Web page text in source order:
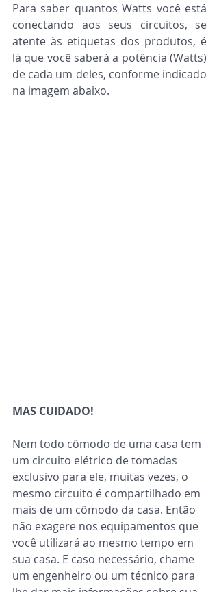
Para saber quantos Watts você está
conectando aos seus circuitos, se
atente às etiquetas dos produtos, é
lá que você saberá a potência (Watts)
de cada um deles, conforme indicado
na imagem abaixo.
MAS CUIDADO!
Nem todo cômodo de uma casa tem
um circuito elétrico de tomadas
exclusivo para ele, muitas vezes, o
mesmo circuito é compartilhado em
mais de um cômodo da casa. Então
não exagere nos equipamentos que
você utilizará ao mesmo tempo em
sua casa. E caso necessário, chame
um engenheiro ou um técnico para